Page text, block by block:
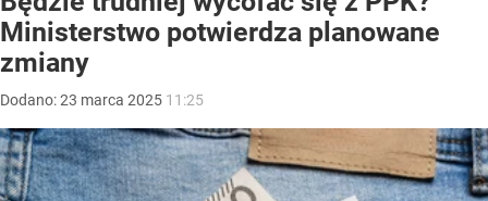
Ministerstwo potwierdza planowane
zmiany
Dodano:23 marca 2025 11:25